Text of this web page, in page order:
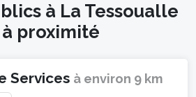
à La Tessoualle
proximité
Services à environ 9 km